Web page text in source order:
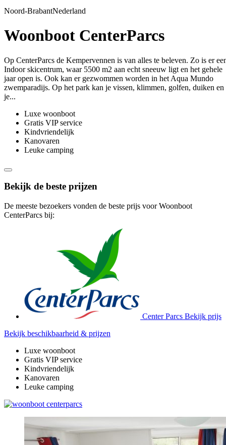
Noord-BrabantNederland
Woonboot CenterParcs
Op CenterParcs de Kempervennen is van alles te beleven. Zo is er
Indoor skicentrum, waar 5500 m2 aan echt sneeuw ligt en het gehele
jaar open is. Ook kan er gezwommen worden in het Aqua Mundo
zwemparadijs. Op het park kan je vissen, klimmen, golfen, duiken en
je...
Luxe woonboot
Gratis VIP service
Kindvriendelijk
Kanovaren
Leuke camping
Bekijk de beste prijzen
De meeste bezoekers vonden de beste prijs voor Woonboot
CenterParcs bij:
Center Parcs Bekijk prijs
Bekijk beschikbaarheid & prijzen
Luxe woonboot
Gratis VIP service
Kindvriendelijk
Kanovaren
Leuke camping